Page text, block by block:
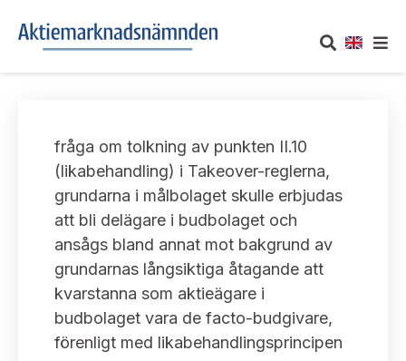
Om oss
Vårt uppdrag
Informationsgivning
Arbetssätt och jävsfrågor
Stadgar
UTTALANDEN
Om nämndens uttalanden
Framställningar och konsultation
Uttalanden sorterade efter publiceringsdatum
Samtliga uttalanden sorterade årsvis
TAKEOVER-REGLER
Takeover-regler för reglerade marknader och vissa
handelsplattformar
AKTUELLT
Nyheter och pressmeddelanden
KONTAKT
fråga om tolkning av punkten II.10
(likabehandling) i Takeover-reglerna,
grundarna i målbolaget skulle erbjudas
att bli delägare i budbolaget och
ansågs bland annat mot bakgrund av
grundarnas långsiktiga åtagande att
kvarstanna som aktieägare i
budbolaget vara de facto-budgivare,
förenligt med likabehandlingsprincipen